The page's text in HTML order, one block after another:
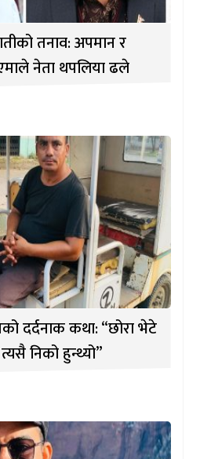
तनाव: अपमान र
नेता थपलिया ढले
दर्दनाक कथा: “छोरा भेटे
निको हुन्थ्यो”